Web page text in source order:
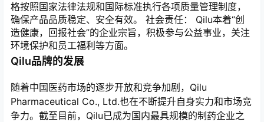
格按照国家法律法规和国际标准执行各项质量管理制度，
确保产品品质稳定、安全有效。 社会责任： Qilu本着“创
造健康，回报社会”的企业宗旨，积极参与公益事业，关注
环境保护和员工福利等方面。
Qilu品牌的发展
随着中国医药市场的逐步开放和竞争加剧，Qilu
Pharmaceutical Co., Ltd.也在不断提升自身实力和市场竞
争力。截至目前，Qilu已成为国内最具规模的制药企业之